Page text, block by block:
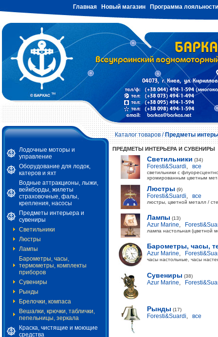
Главная Новый магазин Программа лояльности
Каталог товаров/Предметы
Лодочные моторы и
управление
Оборудование для лодок,
катеров и яхт
Водные аттракционы, лыжи,
вейкборды, жилеты
страховочные, фалы,
крепления, насосы
Предметы интерьера и
сувениры
Светильники
Люстры
Лампы
Барометры, часы,
термометры, комплекты
приборов
Сувениры
Рынды
Брелочки, компаса
Вешалки, крючки, таблички,
пепельницы, зеркала
Краска, чистящие и моющие
средства
ПРЕДМЕТЫ ИНТЕРЬЕРА И СУВЕНИРЫ
Светильники (34)
Foresti&Suardi, все
светильники с
хромированным цветным
Люстры (9)
Foresti&Suardi, все
люстры, цветной металл /
Лампы (13)
Azur Marine,
лампа настольная (цветной
Барометры, часы,
Azur Marine,
часы настольные, часы
Сувениры (38)
Azur Marine,
Рынды (17)
Foresti&Suardi, все